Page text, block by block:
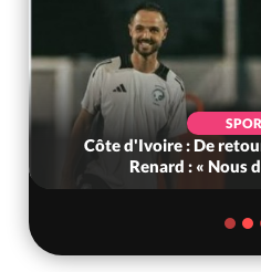
Côte d'Ivoire : De
Renard : « Nous